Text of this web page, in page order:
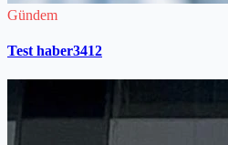
Gündem
Test haber3412